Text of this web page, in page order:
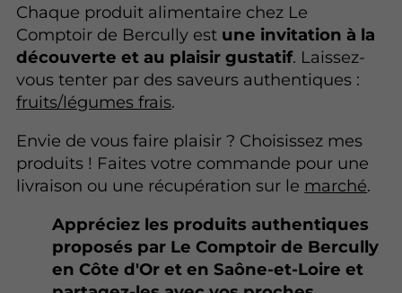
Chaque produit alimentaire chez Le
Comptoir de Bercully est une invitation à la
découverte et au plaisir gustatif. Laissez-
vous tenter par des saveurs authentiques :
fruits/légumes frais.
Envie de vous faire plaisir ? Choisissez mes
produits ! Faites votre commande pour une
livraison ou une récupération sur le marché.
Appréciez les produits authentiques
proposés par Le Comptoir de Bercully
en Côte d'Or et en Saône-et-Loire et